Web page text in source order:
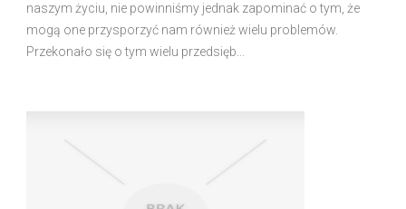
naszym życiu, nie powinniśmy jednak zapominać o tym, że
mogą one przysporzyć nam również wielu problemów.
Przekonało się o tym wielu przedsięb...